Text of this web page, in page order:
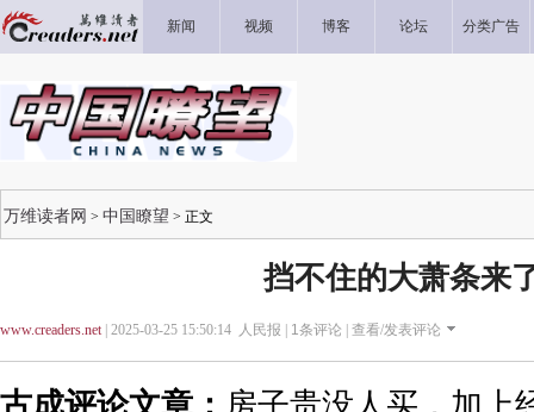
新闻 视频 博客 论坛 分类广告
万维读者网 > 中国瞭望 > 正文
挡不住的大萧条来
www.creaders.net| 2025-03-25 15:50:14 人民报 | 1条评论 | 查看/发表评论
古成评论文章： 房子贵没人买，加上